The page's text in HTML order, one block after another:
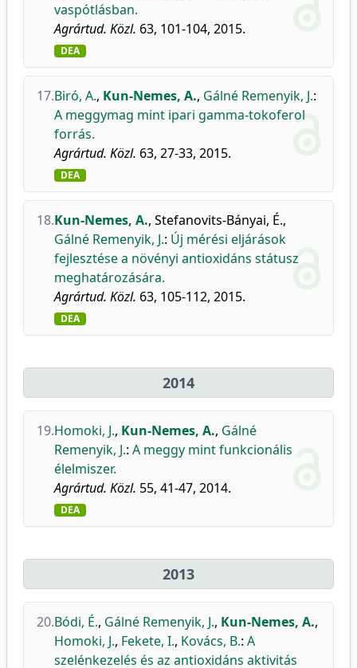
vaspótlásban.
Agrártud. Közl. 63, 101-104, 2015.
DEA
17.Biró, A., Kun-Nemes, A., Gálné Remenyik, J.:
A meggymag mint ipari gamma-tokoferol
forrás.
Agrártud. Közl. 63, 27-33, 2015.
DEA
18.Kun-Nemes, A., Stefanovits-Bányai, É.,
Gálné Remenyik, J.: Új mérési eljárások
fejlesztése a növényi antioxidáns státusz
meghatározására.
Agrártud. Közl. 63, 105-112, 2015.
DEA
2014
19.Homoki, J., Kun-Nemes, A., Gálné
Remenyik, J.: A meggy mint funkcionális
élelmiszer.
Agrártud. Közl. 55, 41-47, 2014.
DEA
2013
20.Bódi, É., Gálné Remenyik, J., Kun-Nemes, A.,
Homoki, J., Fekete, I., Kovács, B.: A
szelénkezelés és az antioxidáns aktivitás